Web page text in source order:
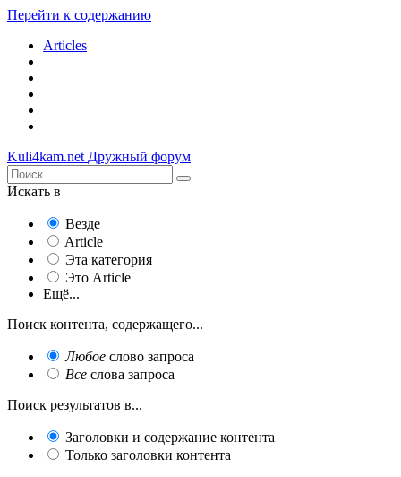
Перейти к содержанию
Articles
Kuli4kam.net Дружный форум
Искать в
Везде
Article
Эта категория
Это Article
Ещё...
Поиск контента, содержащего...
Любое слово запроса
Все слова запроса
Поиск результатов в...
Заголовки и содержание контента
Только заголовки контента